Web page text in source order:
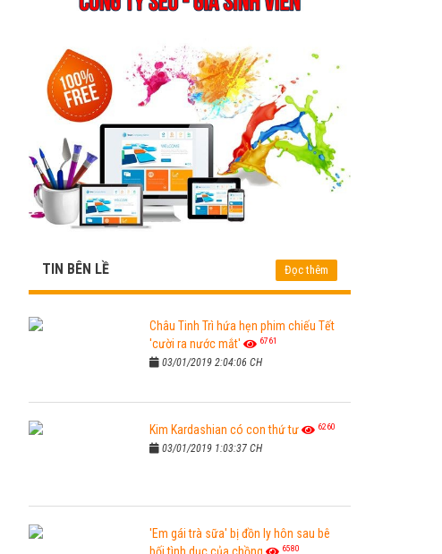
TIN BÊN LỀ Đọc thêm
Châu Tinh Trì hứa hẹn phim chiếu Tết
'cười ra nước mắt'
6761
03/01/2019 2:04:06 CH
Kim Kardashian có con thứ tư 6260
03/01/2019 1:03:37 CH
'Em gái trà sữa' bị đồn ly hôn sau bê
6580